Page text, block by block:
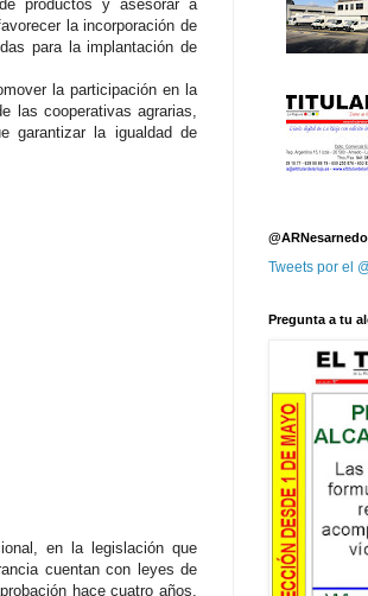
productos y asesorar a
la incorporación de
para la implantación de
la participación en la
las cooperativas agrarias,
garantizar la igualdad de
en la legislación que
cuentan con leyes de
hace cuatro años.
@ARNesarnedo
Tweets por el
Pregunta a tu